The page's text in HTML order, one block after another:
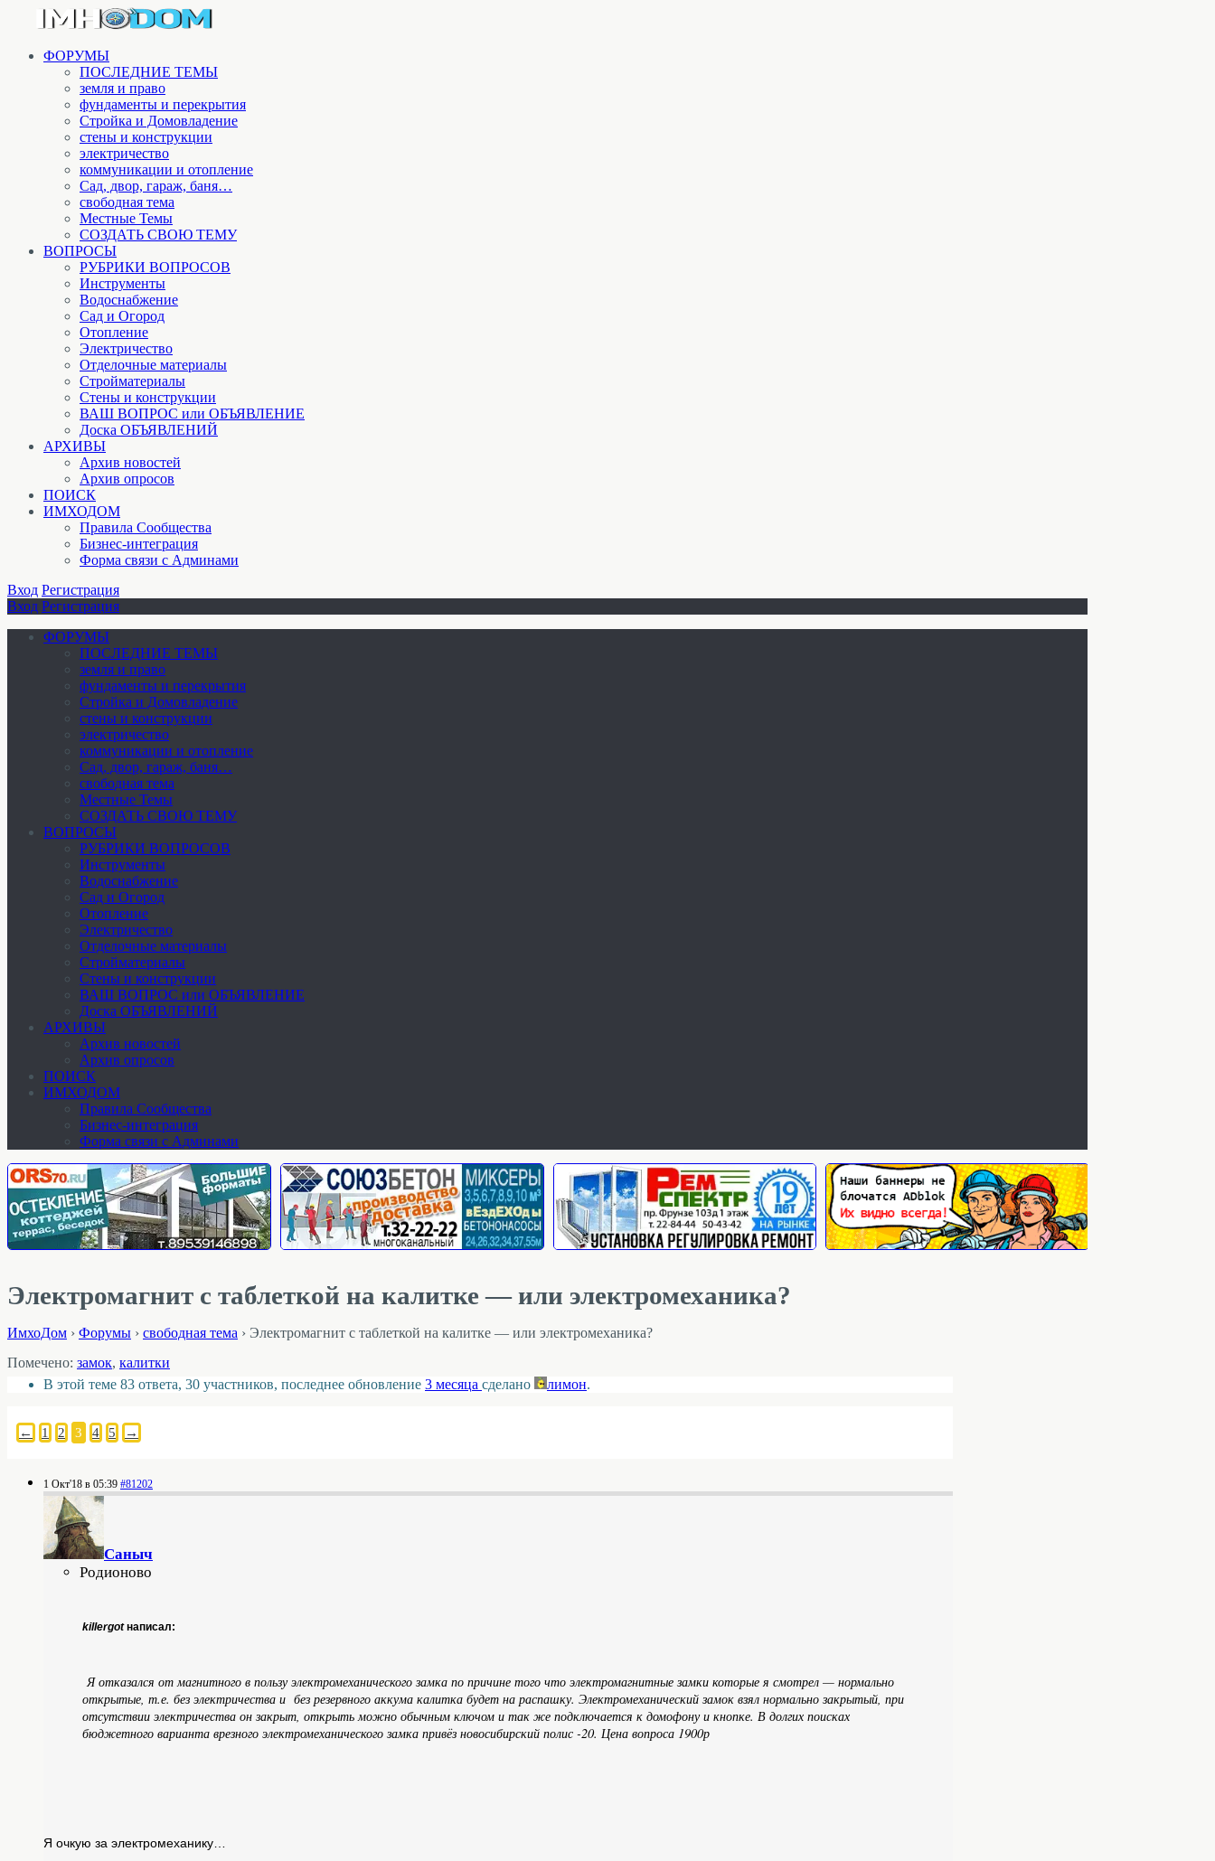
ФОРУМЫ
ПОСЛЕДНИЕ ТЕМЫ
земля и право
фундаменты и перекрытия
Стройка и Домовладение
стены и конструкции
электричество
коммуникации и отопление
Cад, двор, гараж, баня…
свободная тема
Местные Темы
СОЗДАТЬ СВОЮ ТЕМУ
ВОПРОСЫ
РУБРИКИ ВОПРОСОВ
Инструменты
Водоснабжение
Сад и Огород
Отопление
Электричество
Отделочные материалы
Стройматериалы
Стены и конструкции
ВАШ ВОПРОС или ОБЪЯВЛЕНИЕ
Доска ОБЪЯВЛЕНИЙ
АРХИВЫ
Архив новостей
Архив опросов
ПОИСК
ИМХОДОМ
Правила Сообщества
Бизнес-интеграция
Форма связи с Админами
Вход Регистрация
Вход Регистрация
ФОРУМЫ
ПОСЛЕДНИЕ ТЕМЫ
земля и право
фундаменты и перекрытия
Стройка и Домовладение
стены и конструкции
электричество
коммуникации и отопление
Cад, двор, гараж, баня…
свободная тема
Местные Темы
СОЗДАТЬ СВОЮ ТЕМУ
ВОПРОСЫ
РУБРИКИ ВОПРОСОВ
Инструменты
Водоснабжение
Сад и Огород
Отопление
Электричество
Отделочные материалы
Стройматериалы
Стены и конструкции
ВАШ ВОПРОС или ОБЪЯВЛЕНИЕ
Доска ОБЪЯВЛЕНИЙ
АРХИВЫ
Архив новостей
Архив опросов
ПОИСК
ИМХОДОМ
Правила Сообщества
Бизнес-интеграция
Форма связи с Админами
Электромагнит с таблеткой на калитке — или электромеханика?
ИмхоДом › Форумы › свободная тема › Электромагнит с таблеткой на калитке — или электромеханика?
Помечено: замок, калитки
В этой теме 83 ответа, 30 участников, последнее обновление 3 месяца сделано лимон.
← 1 2 3 4 5 →
1 Окт'18 в 05:39 #81202
Саныч
Родионово
killergotнаписал:
Я отказался от магнитного в пользу электромеханического замка по причине того что электромагнитные замки которые я смотрел — нормально
открытые, т.е. без электричества и без резервного аккума калитка будет на распашку. Электромеханический замок взял нормально закрытый, при
отсутствии электричества он закрыт, открыть можно обычным ключом и так же подключается к домофону и кнопке. В долгих поисках
бюджетного варианта врезного электромеханического замка привёз новосибирский полис -20. Цена вопроса 1900р
Я очкую за электромеханику…